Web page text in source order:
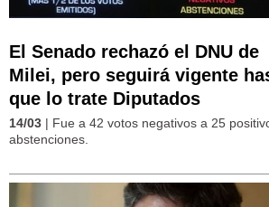
El Senado rechazó el DNU de
Milei, pero seguirá vigente
que lo trate Diputados
14/03 | Fue a 42 votos negativos a 25
abstenciones.